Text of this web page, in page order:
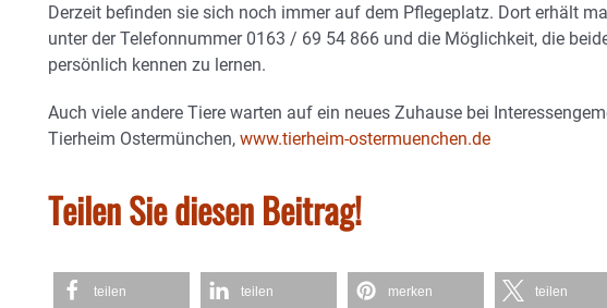
Derzeit befinden sie sich noch immer auf dem Pflegeplatz. Dort erhält
unter der Telefonnummer 0163 / 69 54 866 und die Möglichkeit, die
persönlich kennen zu lernen.
Auch viele andere Tiere warten auf ein neues Zuhause bei
Tierheim Ostermünchen, www.tierheim-ostermuenchen.de
Teilen Sie diesen Beitrag!
teilen teilen merken teilen